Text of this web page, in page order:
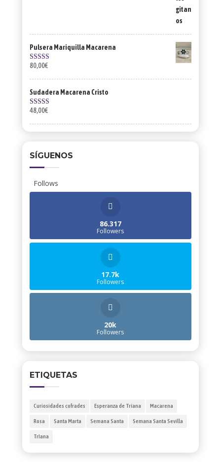
Pulsera Mariquilla Macarena
Valorado con
80,00€
Sudadera Macarena Cristo
Valorado con
48,00€
SÍGUENOS
Follows
86.317
Followers
17.7k
Followers
20k
Followers
ETIQUETAS
Curiosidades cofrades Esperanza de Triana Macarena
Rosa Santa Marta Semana Santa Semana Santa Sevilla
TrIana